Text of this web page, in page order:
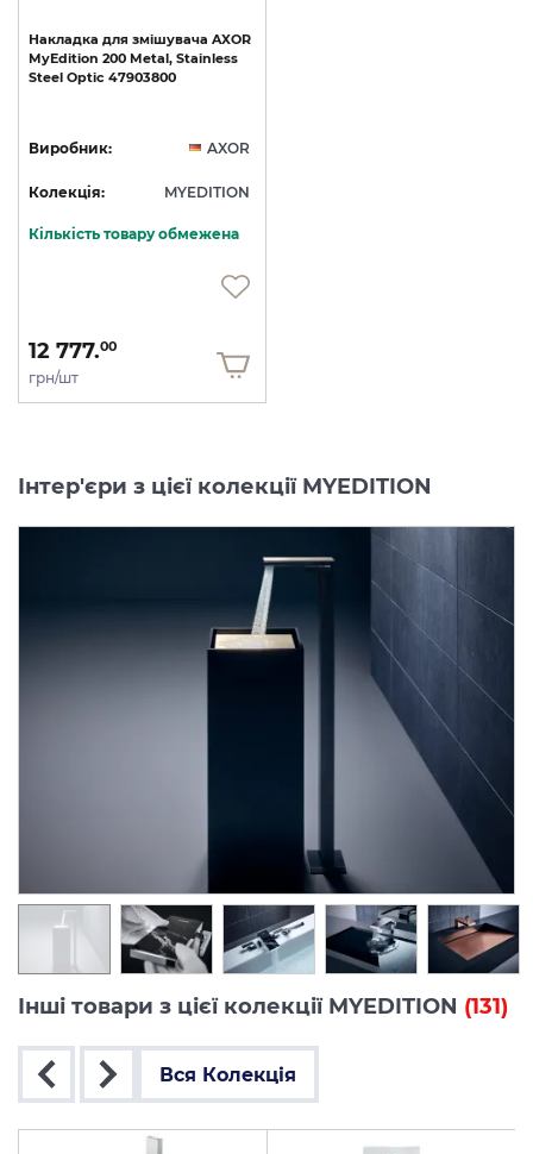
Накладка для змішувача AXOR
MyEdition 200 Metal, Stainless
Steel Optic 47903800
Виробник: AXOR
Колекція: MYEDITION
Кількість товару обмежена
12 777.00
грн/шт
Інтер'єри з цієї колекції MYEDITION
Інші товари з цієї колекції MYEDITION (131)
Вся Колекція